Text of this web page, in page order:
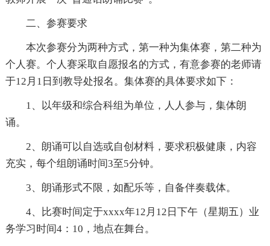
二、参赛要求
本次参赛分为两种方式，第一种为集体赛，第二种为
个人赛。个人赛采取自愿报名的方式，有意参赛的老师请
于12月1日到教导处报名。集体赛的具体要求如下：
1、以年级和综合科组为单位，人人参与，集体朗
诵。
2、朗诵可以自选或自创材料，要求积极健康，内容
充实，每个组朗诵时间3至5分钟。
3、朗诵形式不限，如配乐等，自备伴奏载体。
4、比赛时间定于xxxx年12月12日下午（星期五）业
务学习时间4：10，地点在舞台。